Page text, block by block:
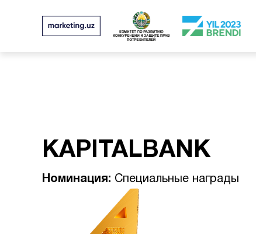
KAPITALBANK
Номинация: Специальные награды